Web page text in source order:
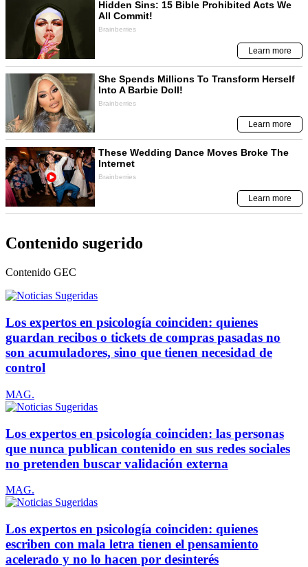
Contenido sugerido
Contenido GEC
Los expertos en psicología coinciden: quienes
guardan recibos o tickets de compras pasadas no
son acumuladores, sino que tienen necesidad de
control
MAG.
Los expertos en psicología coinciden: las personas
que nunca publican contenido en sus redes sociales
no pretenden buscar validación externa
MAG.
Los expertos en psicología coinciden: quienes
escriben con mala letra tienen el pensamiento
acelerado y no lo hacen por desinterés